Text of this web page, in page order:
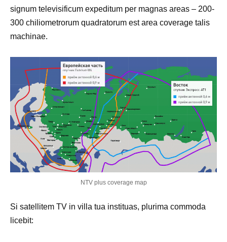
signum televisificum expeditum per magnas areas – 200-
300 chiliometrorum quadratorum est area coverage talis
machinae.
NTV plus coverage map
Si satellitem TV in villa tua instituas, plurima commoda
licebit: